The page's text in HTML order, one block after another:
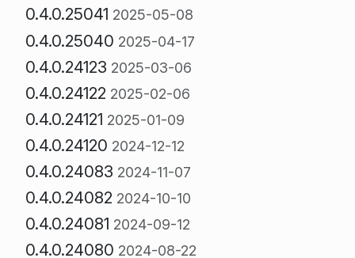
0.4.0.25041 2025-05-08
0.4.0.25040 2025-04-17
0.4.0.24123 2025-03-06
0.4.0.24122 2025-02-06
0.4.0.24121 2025-01-09
0.4.0.24120 2024-12-12
0.4.0.24083 2024-11-07
0.4.0.24082 2024-10-10
0.4.0.24081 2024-09-12
0.4.0.24080 2024-08-22